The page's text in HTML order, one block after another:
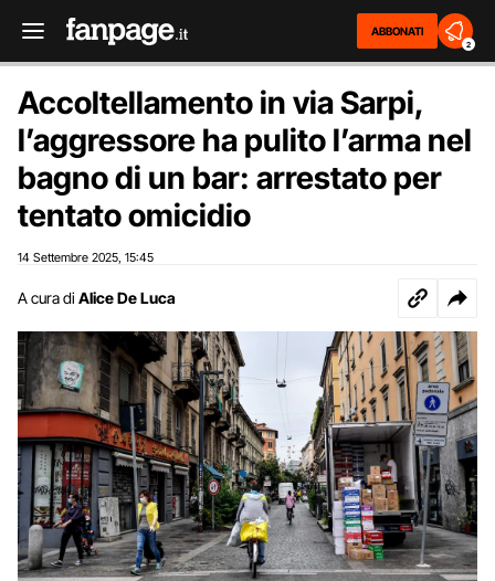
ABBONATI
2
Accoltellamento in via Sarpi,
l’aggressore ha pulito l’arma nel
bagno di un bar: arrestato per
tentato omicidio
14 Settembre 2025 15:45
A cura di Alice De Luca